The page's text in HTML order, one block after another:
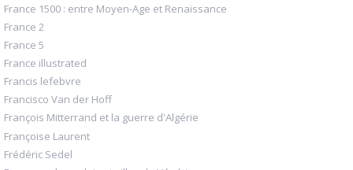
France 1500 : entre Moyen-Age et Renaissance
France 2
France 5
France illustrated
Francis lefebvre
Francisco Van der Hoff
François Mitterrand et la guerre d'Algérie
Françoise Laurent
Frédéric Sedel